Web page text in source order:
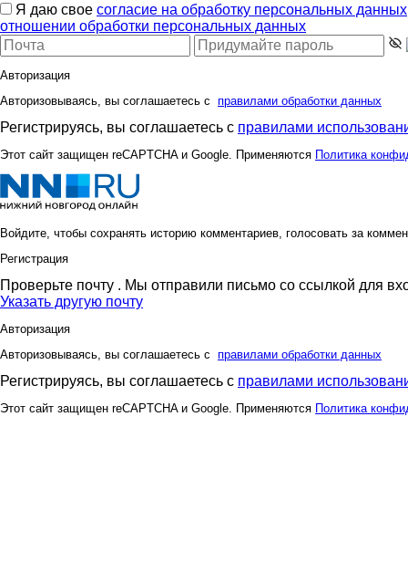
Я даю свое согласие на обработку персональных данных
отношении обработки персональных данных
Авторизация
Авторизовываясь, вы соглашаетесь с правилами обработки данных
Регистрируясь, вы соглашаетесь с правилами
Этот сайт защищен reCAPTCHA и Google. Применяются Политика
Войдите, чтобы сохранять историю комментариев, голосовать за
Регистрация
Проверьте почту . Мы отправили письмо со ссылкой для
Указать другую почту
Авторизация
Авторизовываясь, вы соглашаетесь с правилами обработки данных
Регистрируясь, вы соглашаетесь с правилами
Этот сайт защищен reCAPTCHA и Google. Применяются Политика